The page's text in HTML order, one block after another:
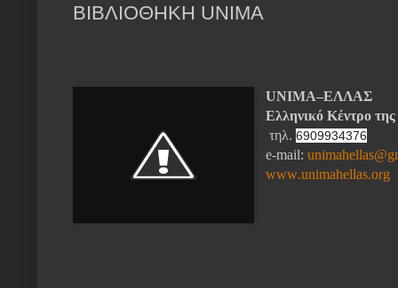
ΒΙΒΛΙΟΘΗΚΗ UNIMA
UNIMA–ΕΛΛΑΣ
Ελληνικό Κέντρο
τηλ.6909934376
e-mail:unimahellas@
www.unimahellas.org